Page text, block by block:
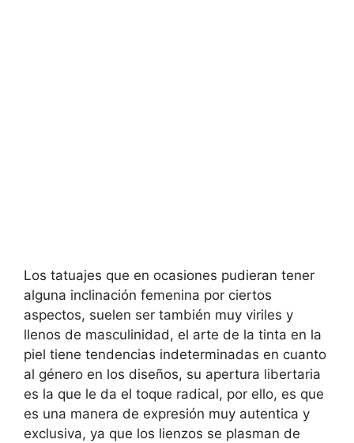
Los tatuajes que en ocasiones pudieran tener
alguna inclinación femenina por ciertos
aspectos, suelen ser también muy viriles y
llenos de masculinidad, el arte de la tinta en la
piel tiene tendencias indeterminadas en cuanto
al género en los diseños, su apertura libertaria
es la que le da el toque radical, por ello, es que
es una manera de expresión muy autentica y
exclusiva, ya que los lienzos se plasman de